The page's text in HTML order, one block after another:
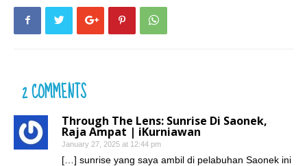
2 COMMENTS
Through The Lens: Sunrise Di Saonek,
Raja Ampat | iKurniawan
January 27, 2025 at 12:44 pm
[…] sunrise yang saya ambil di pelabuhan Saonek ini